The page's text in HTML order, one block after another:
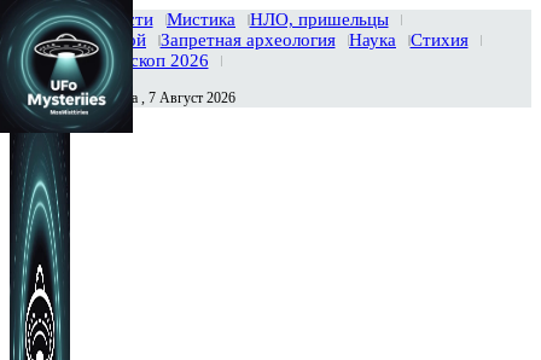
Главная Новости Мистика
НЛО, пришельцы
Тайны вселенной
Запретная археология Наука
Стихия
История
Гороскоп 2026
Сегодня Пятница , 7 Август 2026